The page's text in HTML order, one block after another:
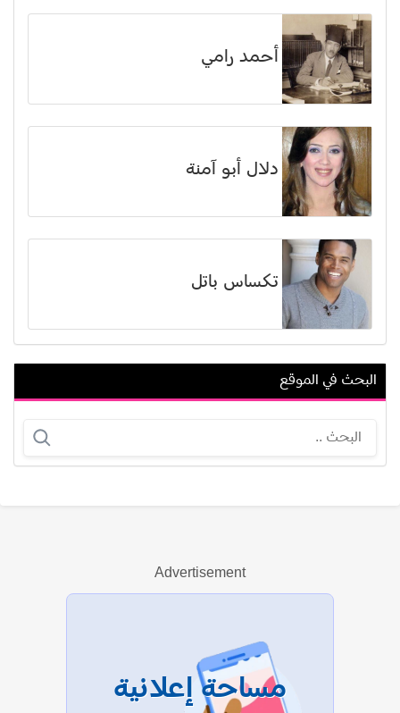
أحمد رامي
دلال أبو آمنة
تكساس باتل
إميلي تينانت
عرض الكل
البحث في الموقع
Advertisement
مساحة إعلانية